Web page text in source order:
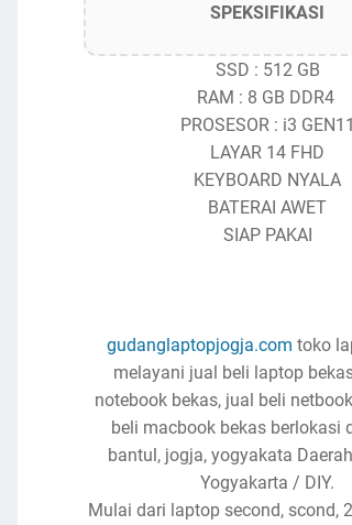
SPEKSIFIKASI
SSD : 512 GB
RAM : 8 GB DDR4
PROSESOR : i3 GEN11
LAYAR 14 FHD
KEYBOARD NYALA
BATERAI AWET
SIAP PAKAI
gudanglaptopjogja.com toko
melayani jual beli laptop
notebook bekas, jual beli
beli macbook bekas berlokasi
bantul, jogja, yogyakata
Yogyakarta / DIY.
Mulai dari laptop second, scond,